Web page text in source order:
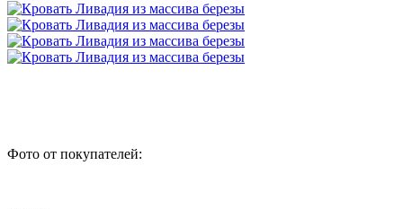
Фото от покупателей: